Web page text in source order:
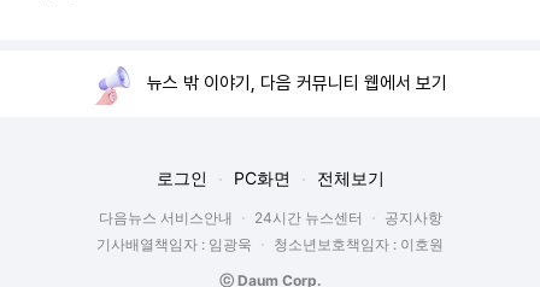
뉴스 밖 이야기, 다음 커뮤니티 웹에서 보기
로그인 PC화면 전체보기
다음뉴스 서비스안내 24시간 뉴스센터
공지사항
기사배열책임자 : 임광욱
청소년보호책임자 : 이호원
ⓒ Daum Corp.